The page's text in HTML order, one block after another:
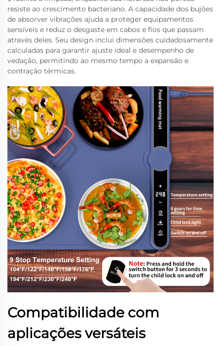
resiste ao crescimento bacteriano. A capacidade dos bujões
de absorver vibrações ajuda a proteger equipamentos
sensíveis e reduz o desgaste em cabos e fios que passam
através deles. Seu design inclui dimensões cuidadosamente
calculadas para garantir ajuste ideal e desempenho de
vedação, permitindo ao mesmo tempo a expansão e
contração térmicas.
Compatibilidade com
aplicações versáteis